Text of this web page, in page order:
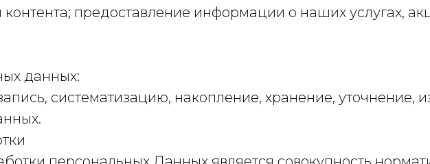
предоставление информации о наших услугах,
данных:
систематизацию, накопление, хранение, уточнение,